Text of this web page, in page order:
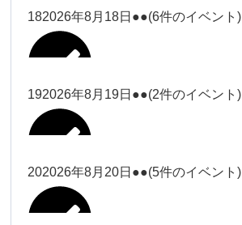
2026年8月2日
院長
Close Close
2026年8月3日
2026年8月7日
Close
関谷（17-19時）
2026年8月8日
院長
小林
Close
2026年8月9日
2026年8月10日
関谷（17-
Close
関谷（17-19時）
時ー19
時）
松本（17時ー19時）
2026年8月13日
武井
武井
松本（9時
ー18時）
Close Close
松本（9時ー18時）
2026年8月14日
2026年8月15日
小林
Close Close
2026年8月15日
大西
Close Close
小林
塩川
塩川
182026年8月18日 ●●(6件のイベント)
冨田（17
時）
Close Close
192026年8月19日 ●●(2件のイベント)
冨田
202026年8月20日 ●●(5件のイベント)